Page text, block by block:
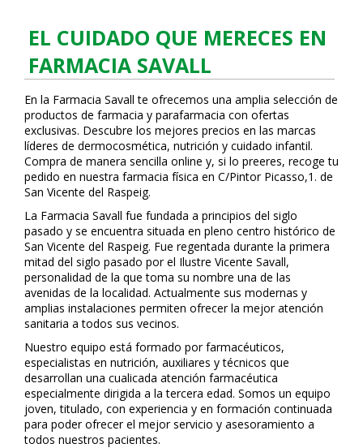
EL CUIDADO QUE MERECES EN
FARMACIA SAVALL
En la Farmacia Savall te ofrecemos una amplia selección de
productos de farmacia y parafarmacia con ofertas
exclusivas. Descubre los mejores precios en las marcas
líderes de dermocosmética, nutrición y cuidado infantil.
Compra de manera sencilla online y, si lo prefieres, recoge tu
pedido en nuestra farmacia física en C/Pintor Picasso,1. de
San Vicente del Raspeig.
La Farmacia Savall fue fundada a principios del siglo
pasado y se encuentra situada en pleno centro histórico de
San Vicente del Raspeig. Fue regentada durante la primera
mitad del siglo pasado por el Ilustre Vicente Savall,
personalidad de la que toma su nombre una de las
avenidas de la localidad. Actualmente sus modernas y
amplias instalaciones permiten ofrecer la mejor atención
sanitaria a todos sus vecinos.
Nuestro equipo está formado por farmacéuticos,
especialistas en nutrición, auxiliares y técnicos que
desarrollan una cualificada atención farmacéutica
especialmente dirigida a la tercera edad. Somos un equipo
joven, titulado, con experiencia y en formación continuada
para poder ofrecer el mejor servicio y asesoramiento a
todos nuestros pacientes.